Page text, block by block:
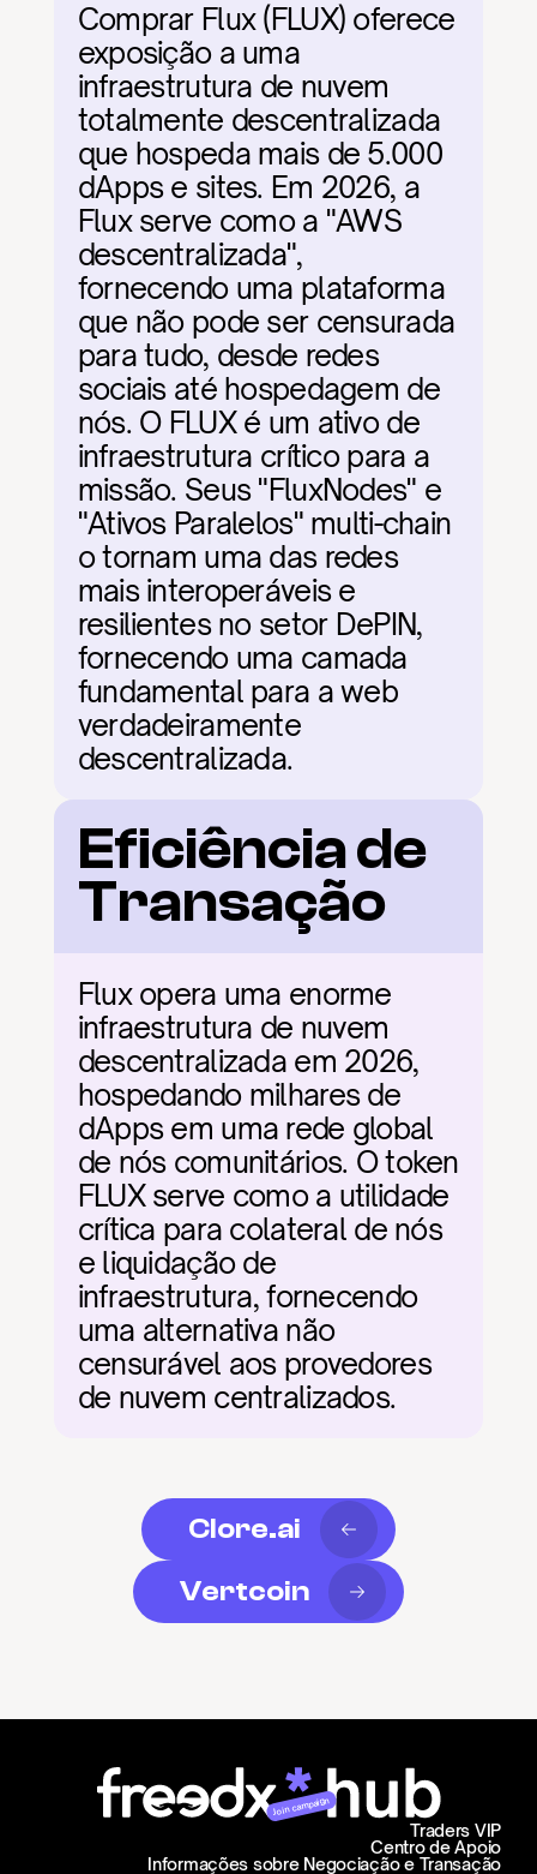
Comprar Flux (FLUX) oferece
exposição a uma
infraestrutura de nuvem
totalmente descentralizada
que hospeda mais de 5.000
dApps e sites. Em 2026, a
Flux serve como a "AWS
descentralizada",
fornecendo uma plataforma
que não pode ser censurada
para tudo, desde redes
sociais até hospedagem de
nós. O FLUX é um ativo de
infraestrutura crítico para a
missão. Seus "FluxNodes" e
"Ativos Paralelos" multi-chain
o tornam uma das redes
mais interoperáveis e
resilientes no setor DePIN,
fornecendo uma camada
fundamental para a web
verdadeiramente
descentralizada.
Eficiência de
Transação
Flux opera uma enorme
infraestrutura de nuvem
descentralizada em 2026,
hospedando milhares de
dApps em uma rede global
de nós comunitários. O token
FLUX serve como a utilidade
crítica para colateral de nós
e liquidação de
infraestrutura, fornecendo
uma alternativa não
censurável aos provedores
de nuvem centralizados.
Clore.ai
Vertcoin
Join campaign
Centro de Apoio
Informações sobre Negociação e Transação
Traders VIP